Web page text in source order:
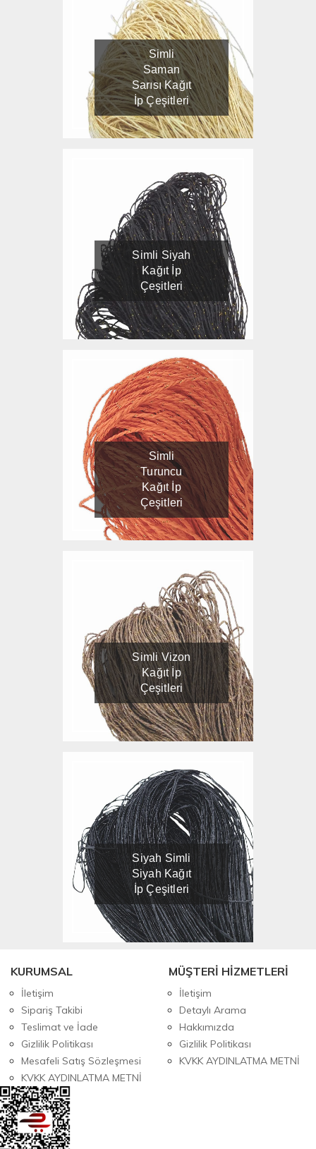
Simli
Saman
Sarısı Kağıt
İp Çeşitleri
Simli Siyah
Kağıt İp
Çeşitleri
Simli
Turuncu
Kağıt İp
Çeşitleri
Simli Vizon
Kağıt İp
Çeşitleri
Siyah Simli
Siyah Kağıt
İp Çeşitleri
KURUMSAL
İletişim
Sipariş Takibi
Teslimat ve İade
Gizlilik Politikası
Mesafeli Satış Sözleşmesi
KVKK AYDINLATMA METNİ
MÜŞTERİ HİZMETLERİ
İletişim
Detaylı Arama
Hakkımızda
Gizlilik Politikası
KVKK AYDINLATMA METNİ